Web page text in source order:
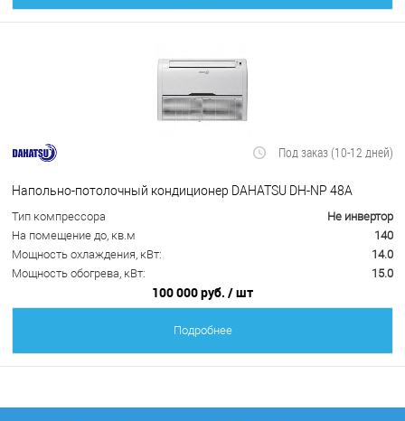
Под заказ (10-12 дней)
Напольно-потолочный кондиционер DAHATSU DH-NP 48A
Тип компрессора
Не инвертор
На помещение до, кв.м
140
Мощность охлаждения, кВт:
14.0
Мощность обогрева, кВт:
15.0
100 000 руб. / шт
Подробнее